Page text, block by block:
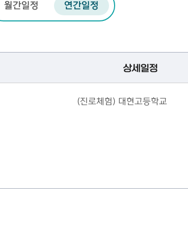
월간일정 연간일정
상세일정
(진로체험) 대현고등학교